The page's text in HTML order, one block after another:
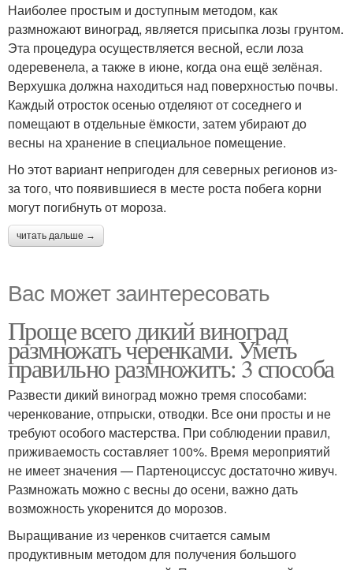
Наиболее простым и доступным методом, как
размножают виноград, является присыпка лозы грунтом.
Эта процедура осуществляется весной, если лоза
одеревенела, а также в июне, когда она ещё зелёная.
Верхушка должна находиться над поверхностью почвы.
Каждый отросток осенью отделяют от соседнего и
помещают в отдельные ёмкости, затем убирают до
весны на хранение в специальное помещение.
Но этот вариант непригоден для северных регионов из-
за того, что появившиеся в месте роста побега корни
могут погибнуть от мороза.
читать дальше →
Вас может заинтересовать
Проще всего дикий виноград
размножать черенками. Уметь
правильно размножить: 3 способа
Развести дикий виноград можно тремя способами:
черенкование, отпрыски, отводки. Все они просты и не
требуют особого мастерства. При соблюдении правил,
приживаемость составляет 100%. Время мероприятий
не имеет значения — Партеноциссус достаточно живуч.
Размножать можно с весны до осени, важно дать
возможность укоренится до морозов.
Выращивание из черенков считается самым
продуктивным методом для получения большого